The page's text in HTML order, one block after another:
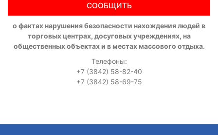
СООБЩИТЬ
о фактах нарушения безопасности нахождения людей в
торговых центрах, досуговых учреждениях, на
общественных объектах и в местах массового отдыха.
Телефоны:
+7 (3842) 58-82-40
+7 (3842) 58-69-75